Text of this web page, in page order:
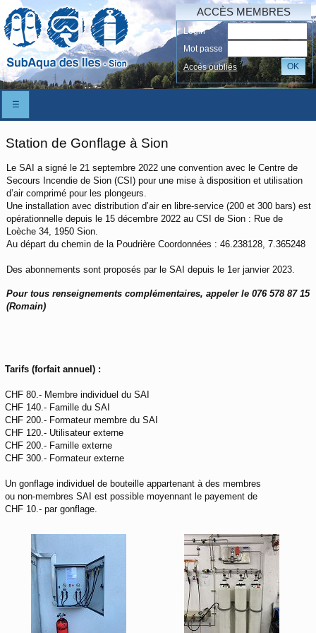
ACCÈS MEMBRES
Login
Mot passe
Accés oubliés
OK
☰
Station de Gonflage à Sion
Le SAI a signé le 21 septembre 2022 une convention avec le Centre de
Secours Incendie de Sion (CSI) pour une mise à disposition et utilisation
d’air comprimé pour les plongeurs.
Une installation avec distribution d’air en libre-service (200 et 300 bars) est
opérationnelle depuis le 15 décembre 2022 au CSI de Sion : Rue de
Loèche 34, 1950 Sion.
Au départ du chemin de la Poudrière Coordonnées : 46.238128, 7.365248
Des abonnements sont proposés par le SAI depuis le 1er janvier 2023.
Pour tous renseignements complémentaires, appeler le 076 578 87 15
(Romain)
Tarifs (forfait annuel) :
CHF 80.- Membre individuel du SAI
CHF 140.- Famille du SAI
CHF 200.- Formateur membre du SAI
CHF 120.- Utilisateur externe
CHF 200.- Famille externe
CHF 300.- Formateur externe
Un gonflage individuel de bouteille appartenant à des membres
ou non-membres SAI est possible moyennant le payement de
CHF 10.- par gonflage.